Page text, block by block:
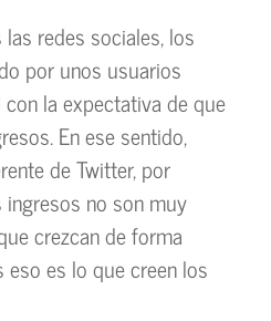
redes sociales, los
por unos usuarios
la expectativa de que
En ese sentido,
de Twitter, por
no son muy
crezcan de forma
es lo que creen los